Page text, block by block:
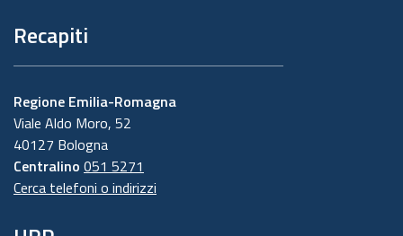
Recapiti
Regione Emilia-Romagna
Viale Aldo Moro, 52
40127 Bologna
Centralino 051 5271
Cerca telefoni o indirizzi